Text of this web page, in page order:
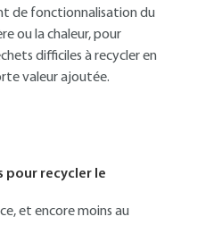
de fonctionnalisation du
ou la chaleur, pour
difficiles à recycler en
valeur ajoutée.
pour recycler le
et encore moins au